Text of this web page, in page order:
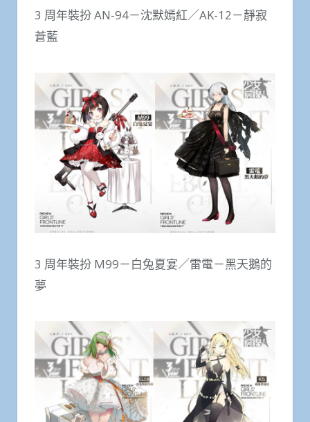
3 周年裝扮 AN-94－沈默嫣紅／AK-12－靜寂
蒼藍
3 周年裝扮 M99－白兔夏宴／雷電－黑天鵝的
夢